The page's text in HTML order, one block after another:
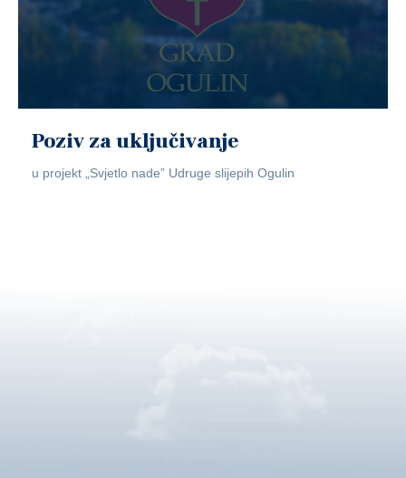
Poziv za uključivanje
u projekt „Svjetlo nade” Udruge slijepih Ogulin